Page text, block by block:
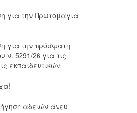
για την Πρωτομαγιά
για την πρόσφατη
ν. 5291/26 για τις
εκπαιδευτικών
αδειών άνευ